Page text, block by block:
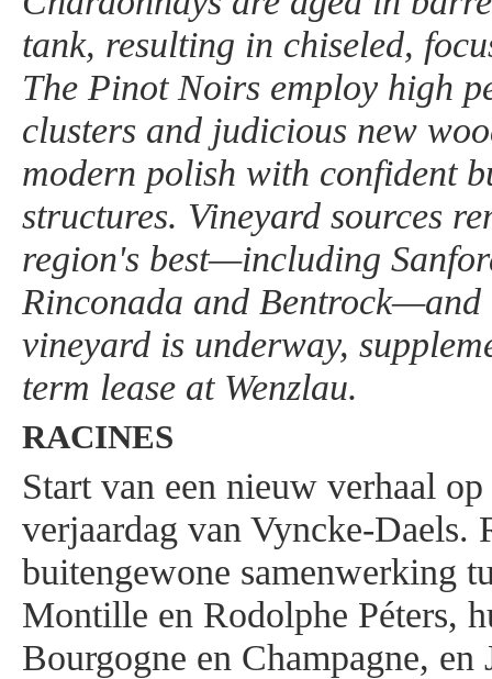
tank, resulting in chiseled,
The Pinot Noirs employ high
clusters and judicious new
modern polish with confident
structures. Vineyard sources
region's best—including
Rinconada and Bentrock—and
vineyard is underway,
term lease at Wenzlau.
RACINES
Start van een nieuw verhaal op
verjaardag van Vyncke-Daels.
buitengewone samenwerking
Montille en Rodolphe Péters,
Bourgogne en Champagne,